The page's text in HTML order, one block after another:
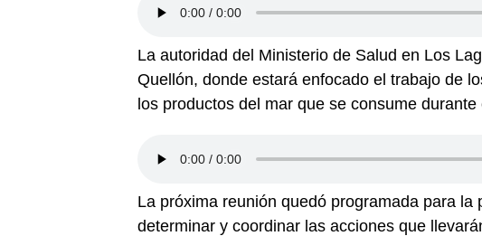
La autoridad del Ministerio de Salud en Los
Quellón, donde estará enfocado el trabajo de
los productos del mar que se consume
La próxima reunión quedó programada para
determinar y coordinar las acciones que